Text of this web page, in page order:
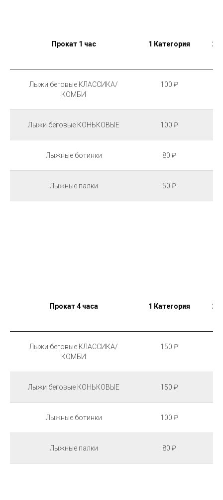
Прокат 1 час 1 Категория 2
Лыжи беговые КЛАССИКА/
КОМБИ
100 ₽
Лыжи беговые КОНЬКОВЫЕ 100 ₽
Лыжные ботинки 80 ₽
Лыжные палки 50 ₽
Прокат 4 часа 1 Категория 2
Лыжи беговые КЛАССИКА/
КОМБИ
150 ₽
Лыжи беговые КОНЬКОВЫЕ 150 ₽
Лыжные ботинки 100 ₽
Лыжные палки 80 ₽